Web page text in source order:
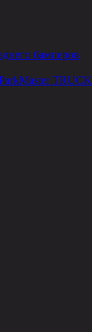
бамперов
TRUCK